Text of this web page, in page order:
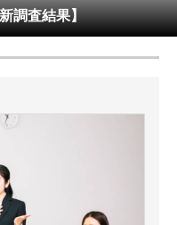
調査結果】